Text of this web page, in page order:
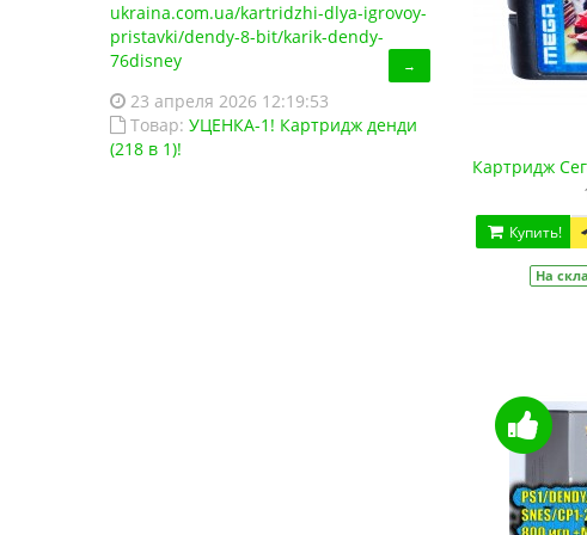
ukraina.com.ua/kartridzhi-dlya-igrovoy-
pristavki/dendy-8-bit/karik-dendy-
76disney
→
23 апреля 2026 12:19:53
Товар: УЦЕНКА-1! Картридж денди
(218 в 1)!
Картридж
Купить!
На